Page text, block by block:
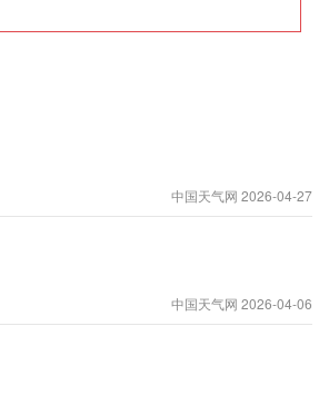
中国天气网 2026-04-27
中国天气网 2026-04-06